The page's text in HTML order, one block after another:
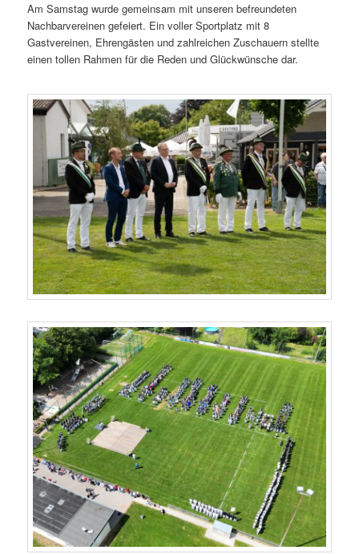
Am Samstag wurde gemeinsam mit unseren befreundeten
Nachbarvereinen gefeiert. Ein voller Sportplatz mit 8
Gastvereinen, Ehrengästen und zahlreichen Zuschauern stellte
einen tollen Rahmen für die Reden und Glückwünsche dar.